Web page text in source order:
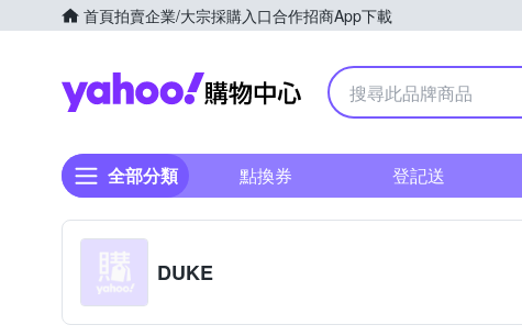
首頁拍賣企業/大宗採購入口合作招商App下載
Yahoo購物中心
全部分類 點換券 登記送
DUKE